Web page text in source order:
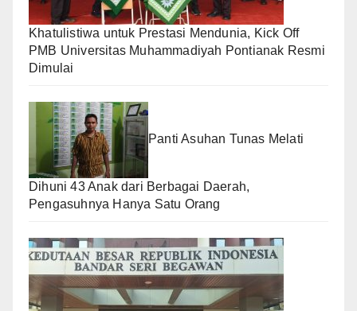
Khatulistiwa untuk Prestasi Mendunia, Kick Off
PMB Universitas Muhammadiyah Pontianak Resmi
Dimulai
Panti Asuhan Tunas Melati
Dihuni 43 Anak dari Berbagai Daerah,
Pengasuhnya Hanya Satu Orang